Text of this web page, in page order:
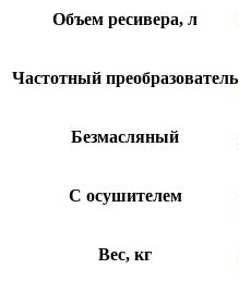
Объем ресивера, л
Частотный преобразователь
Безмасляный
C осушителем
Вес, кг